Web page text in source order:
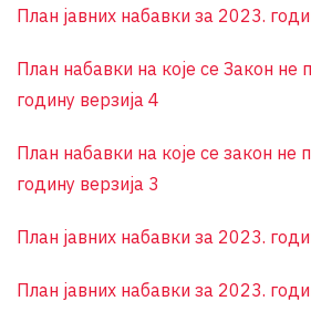
План јавних набавки за 2023.
План набавки на које се Закон не
годину верзија 4
План набавки на које се закон не
годину верзија 3
План јавних набавки за 2023.
План јавних набавки за 2023.